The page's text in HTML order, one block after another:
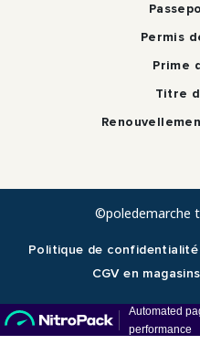
Permis
Prime
Titre
©poledemarche
Politique de confidentialité
CGV en magasins